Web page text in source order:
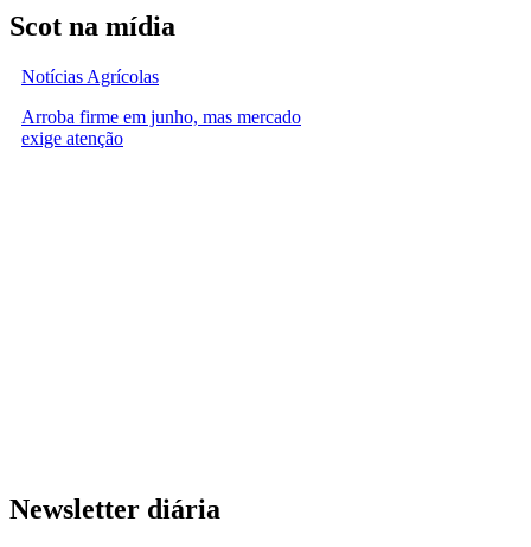
Scot na mídia
Notícias Agrícolas
Arroba firme em junho, mas mercado
exige atenção
Newsletter diária